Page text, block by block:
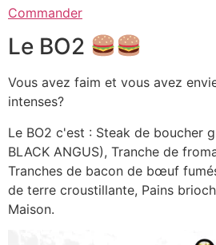
Commander
Le BO2
Vous avez faim et vous avez
intenses?
Le BO2 c'est : Steak de boucher
BLACK ANGUS), Tranche de
Tranches de bacon de bœuf
de terre croustillante, Pains
Maison.